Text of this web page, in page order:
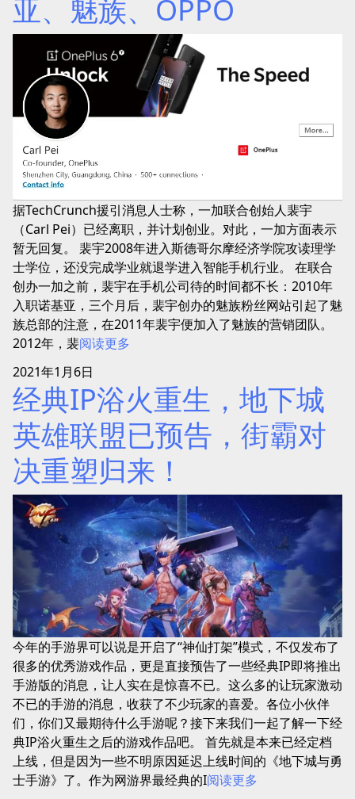
亚、魅族、OPPO
据TechCrunch援引消息人士称，一加联合创始人裴宇
（Carl Pei）已经离职，并计划创业。对此，一加方面表示
暂无回复。 裴宇2008年进入斯德哥尔摩经济学院攻读理学
士学位，还没完成学业就退学进入智能手机行业。 在联合
创办一加之前，裴宇在手机公司待的时间都不长：2010年
入职诺基亚，三个月后，裴宇创办的魅族粉丝网站引起了魅
族总部的注意，在2011年裴宇便加入了魅族的营销团队。
2012年，裴阅读更多
2021年1月6日
经典IP浴火重生，地下城
英雄联盟已预告，街霸对
决重塑归来！
今年的手游界可以说是开启了“神仙打架”模式，不仅发布了
很多的优秀游戏作品，更是直接预告了一些经典IP即将推出
手游版的消息，让人实在是惊喜不已。这么多的让玩家激动
不已的手游的消息，收获了不少玩家的喜爱。各位小伙伴
们，你们又最期待什么手游呢？接下来我们一起了解一下经
典IP浴火重生之后的游戏作品吧。 首先就是本来已经定档
上线，但是因为一些不明原因延迟上线时间的《地下城与勇
士手游》了。作为网游界最经典的I阅读更多